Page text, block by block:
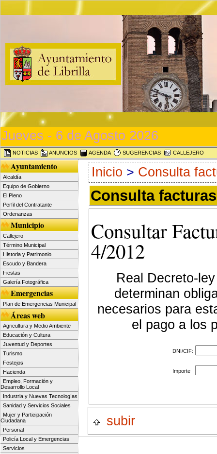
Jueves - 6 de Agosto 2026
NOTICIAS ANUNCIOS AGENDA SUGERENCIAS CALLEJERO
Ayuntamiento
Alcaldía
Equipo de Gobierno
El Pleno
Perfil del Contratante
Ordenanzas
Municipio
Callejero
Término Municipal
Historia y Patrimonio
Escudo y Bandera
Fiestas
Galería Fotográfica
Emergencias
Plan de Emergencias Municipal
Áreas web
Agricultura y Medio Ambiente
Educación y Cultura
Juventud y Deportes
Turismo
Festejos
Hacienda
Empleo, Formación y
Desarrollo Local
Industria y Nuevas Tecnologías
Sanidad y Servicios Sociales
Mujer y Participación
Ciudadana
Personal
Policía Local y Emergencias
Servicios
Inicio > Consulta
Consulta facturas
Consultar
4/2012
Real Decreto-
determinan
necesarios para
el pago a los
DNI/CIF:
Importe
subir